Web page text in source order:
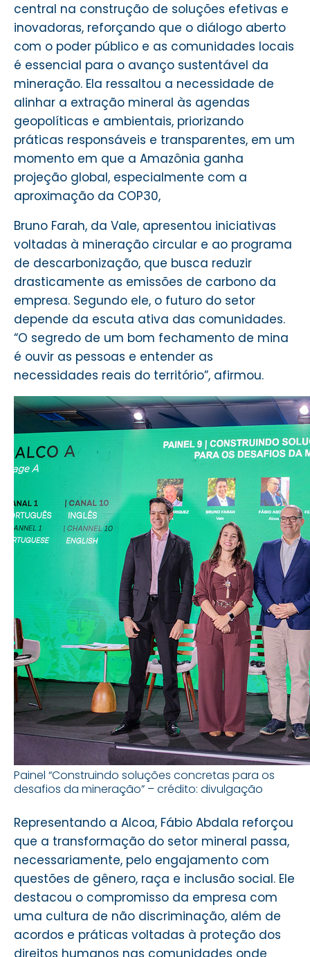
central na construção de soluções efetivas e
inovadoras, reforçando que o diálogo aberto
com o poder público e as comunidades locais
é essencial para o avanço sustentável da
mineração. Ela ressaltou a necessidade de
alinhar a extração mineral às agendas
geopolíticas e ambientais, priorizando
práticas responsáveis e transparentes, em um
momento em que a Amazônia ganha
projeção global, especialmente com a
aproximação da COP30,
Bruno Farah, da Vale, apresentou iniciativas
voltadas à mineração circular e ao programa
de descarbonização, que busca reduzir
drasticamente as emissões de carbono da
empresa. Segundo ele, o futuro do setor
depende da escuta ativa das comunidades.
“O segredo de um bom fechamento de mina
é ouvir as pessoas e entender as
necessidades reais do território”, afirmou.
Painel “Construindo soluções concretas para os
desafios da mineração” – crédito: divulgação
Representando a Alcoa, Fábio Abdala reforçou
que a transformação do setor mineral passa,
necessariamente, pelo engajamento com
questões de gênero, raça e inclusão social. Ele
destacou o compromisso da empresa com
uma cultura de não discriminação, além de
acordos e práticas voltadas à proteção dos
direitos humanos nas comunidades onde